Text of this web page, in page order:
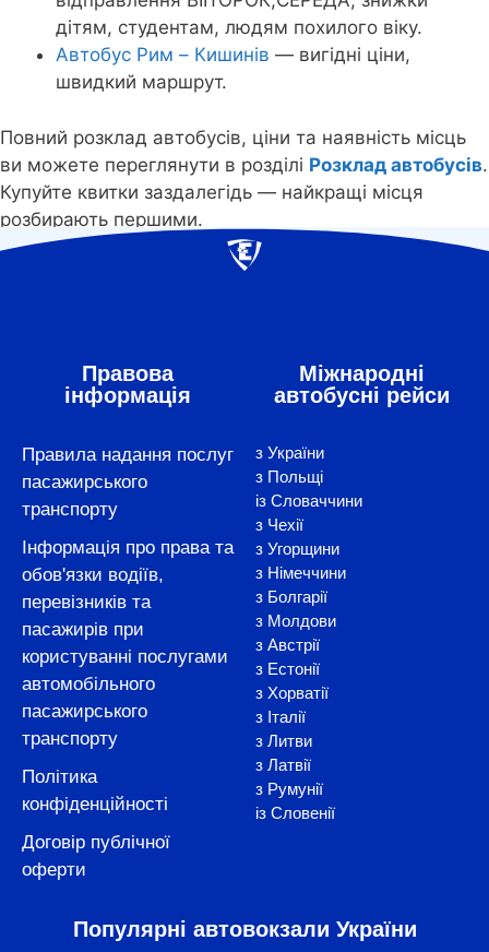
дітям, студентам, людям похилого віку.
Автобус Рим – Кишинів — вигідні ціни,
швидкий маршрут.
Повний розклад автобусів, ціни та наявність місць
ви можете переглянути в розділі Розклад автобусів.
Купуйте квитки заздалегідь — найкращі місця
розбирають першими.
Правова
інформація
Правила надання послуг
пасажирського
транспорту
Інформація про права та
обов'язки водіїв,
перевізників та
пасажирів при
користуванні послугами
автомобільного
пасажирського
транспорту
Політика
конфіденційності
Договір публічної
оферти
Міжнародні
автобусні рейси
з України
з Польщі
із Словаччини
з Чехії
з Угорщини
з Німеччини
з Болгарії
з Молдови
з Австрії
з Естонії
з Хорватії
з Італії
з Литви
з Латвії
з Румунії
із Словенії
Популярні автовокзали України